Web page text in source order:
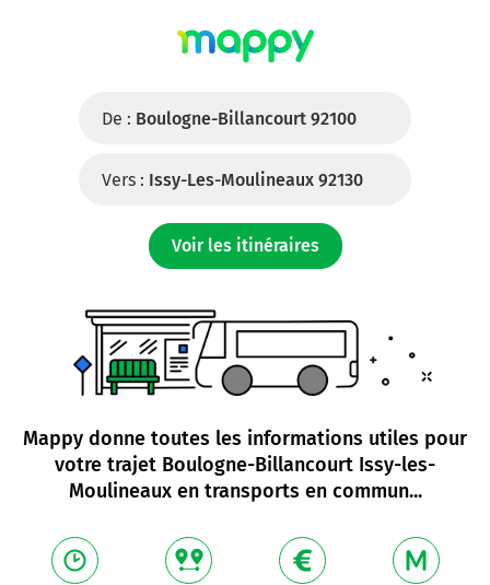
De : Boulogne-Billancourt 92100
Vers : Issy-Les-Moulineaux 92130
Voir les itinéraires
Mappy donne toutes les informations utiles pour
votre trajet Boulogne-Billancourt Issy-les-
Moulineaux en transports en commun...